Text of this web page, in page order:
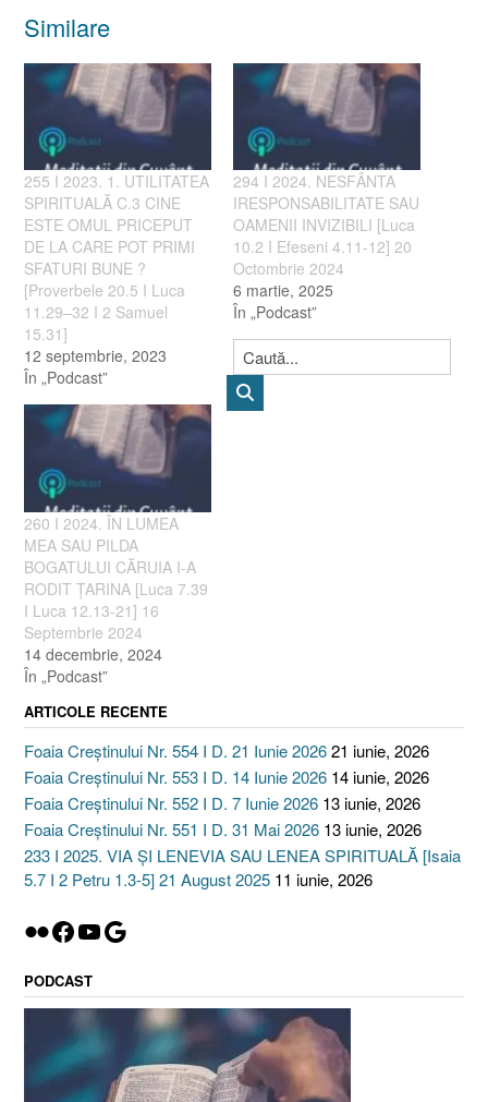
Similare
255 I 2023. 1. UTILITATEA
SPIRITUALĂ C.3 CINE
ESTE OMUL PRICEPUT
DE LA CARE POT PRIMI
SFATURI BUNE ?
[Proverbele 20.5 I Luca
11.29–32 I 2 Samuel
15.31]
12 septembrie, 2023
În „Podcast”
294 I 2024. NESFÂNTA
IRESPONSABILITATE SAU
OAMENII INVIZIBILI [Luca
10.2 I Efeseni 4.11-12] 20
Octombrie 2024
6 martie, 2025
În „Podcast”
260 I 2024. ÎN LUMEA
MEA SAU PILDA
BOGATULUI CĂRUIA I-A
RODIT ȚARINA [Luca 7.39
I Luca 12.13-21] 16
Septembrie 2024
14 decembrie, 2024
În „Podcast”
ARTICOLE RECENTE
Foaia Creștinului Nr. 554 I D. 21 Iunie 202621 iunie, 2026
Foaia Creștinului Nr. 553 I D. 14 Iunie 2026 14 iunie, 2026
Foaia Creștinului Nr. 552 I D. 7 Iunie 2026 13 iunie, 2026
Foaia Creștinului Nr. 551 I D. 31 Mai 2026 13 iunie, 2026
233 I 2025. VIA ȘI LENEVIA SAU LENEA SPIRITUALĂ [Isaia
5.7 I 2 Petru 1.3-5] 21 August 2025 11 iunie, 2026
Flickr
Facebook
YouTube
Google
PODCAST